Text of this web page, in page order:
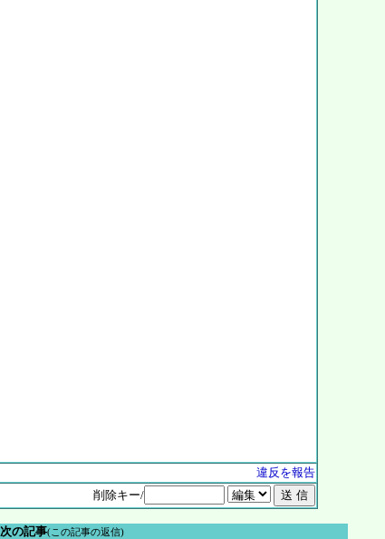
違反を報告
削除キー/
次の記事(この記事の返信)